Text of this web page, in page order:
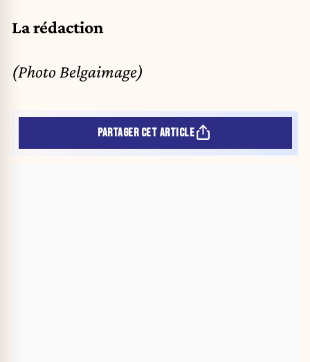
La rédaction
(Photo Belgaimage)
PARTAGER CET ARTICLE